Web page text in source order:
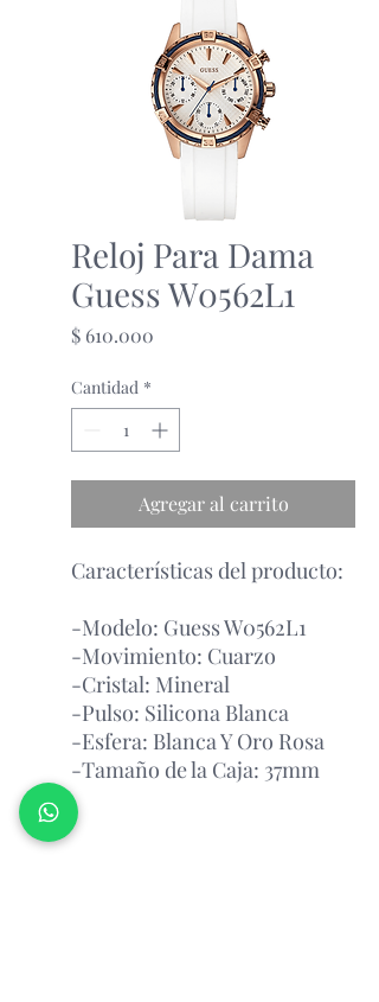
Reloj Para Dama
Guess W0562L1
$ 610.000
Cantidad *
Agregar al carrito
Características del producto:
-Modelo: Guess W0562L1
-Movimiento: Cuarzo
-Cristal: Mineral
-Pulso: Silicona Blanca
-Esfera: Blanca Y Oro Rosa
-Tamaño de la Caja: 37mm